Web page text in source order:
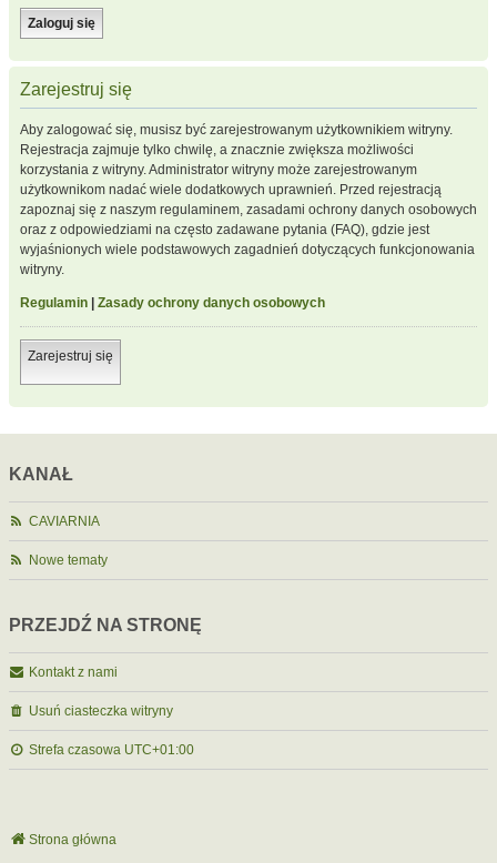
Zarejestruj się
Aby zalogować się, musisz być zarejestrowanym użytkownikiem witryny.
Rejestracja zajmuje tylko chwilę, a znacznie zwiększa możliwości
korzystania z witryny. Administrator witryny może zarejestrowanym
użytkownikom nadać wiele dodatkowych uprawnień. Przed rejestracją
zapoznaj się z naszym regulaminem, zasadami ochrony danych osobowych
oraz z odpowiedziami na często zadawane pytania (FAQ), gdzie jest
wyjaśnionych wiele podstawowych zagadnień dotyczących funkcjonowania
witryny.
Regulamin Zasady ochrony danych osobowych
Zarejestruj się
KANAŁ
CAVIARNIA
Nowe tematy
PRZEJDŹ NA STRONĘ
Kontakt z nami
Usuń ciasteczka witryny
Strefa czasowa UTC+01:00
Strona główna